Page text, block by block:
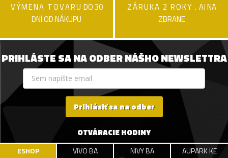
VÝMENA TOVARU DO 30
DNÍ OD NÁKUPU
ZÁRUKA 2 ROKY . AJ NA
ZBRANE
PRIHLÁSTE SA NA ODBER NÁŠHO NEWSLETTRA
Prihlásiť sa na odber
OTVÁRACIE HODINY
ESHOP VIVO BA NIVY BA AUPARK KE